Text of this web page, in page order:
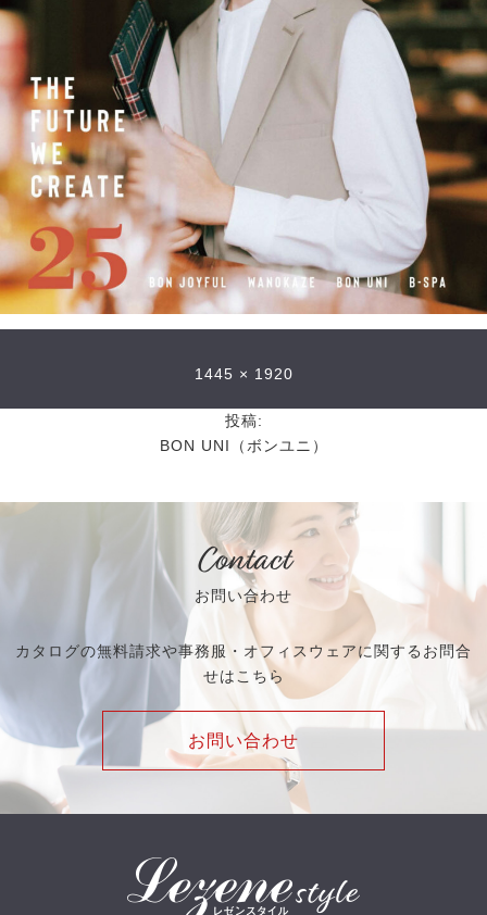
1445 × 1920
投稿:
BON UNI（ボンユニ）
Contact
お問い合わせ
カタログの無料請求や事務服・オフィスウェアに関するお問合
せはこちら
お問い合わせ